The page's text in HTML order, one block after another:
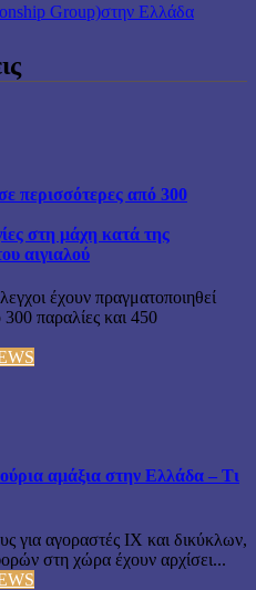
Group)στην Ελλάδα
περισσότερες από 300
στη μάχη κατά της
αιγιαλού
έχουν πραγματοποιηθεί
παραλίες και 450
αμάξια στην Ελλάδα – Τι
για αγοραστές ΙΧ και δικύκλων,
στη χώρα έχουν αρχίσει...